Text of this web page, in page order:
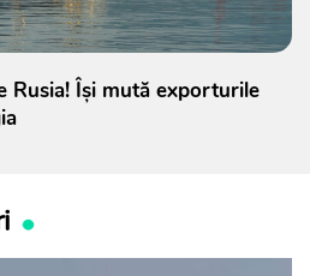
Rusia! Își mută exporturile